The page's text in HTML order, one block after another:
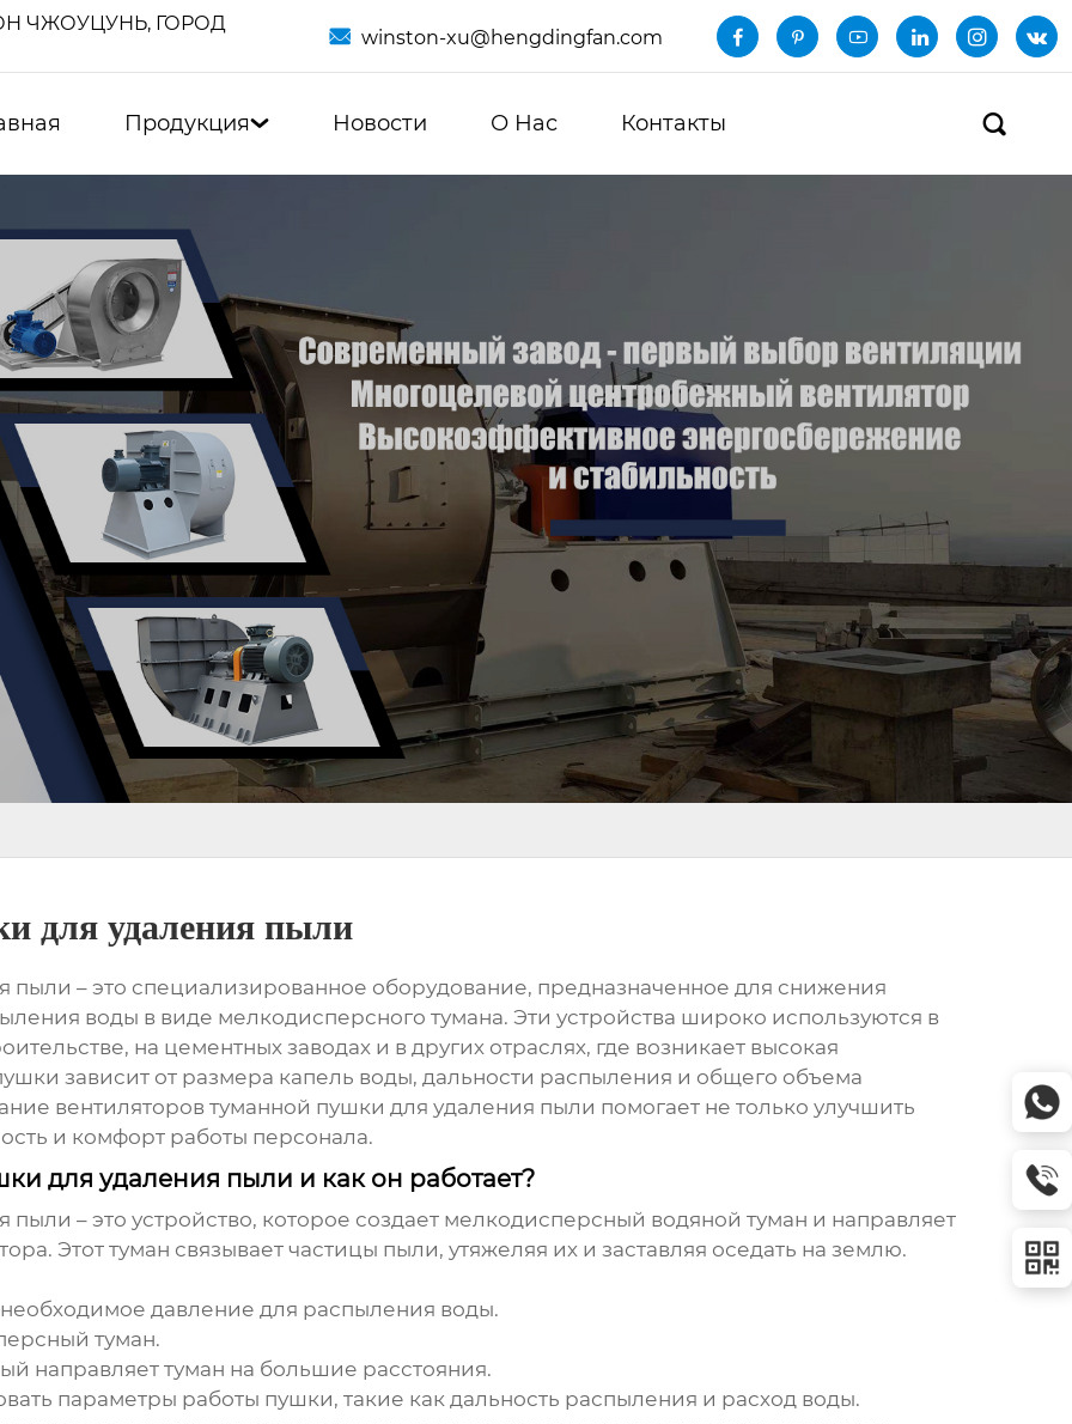
ЧЖОУЦУНЬ, ГОРОД
 winston-xu@hengdingfan.com      
Продукция Новости О Нас Контакты 
для удаления пыли
пыли – это специализированное оборудование, предназначенное для снижения
воды в виде мелкодисперсного тумана. Эти устройства широко используются в
на цементных заводах и в других отраслях, где возникает высокая
зависит от размера капель воды, дальности распыления и общего объема
вентиляторов туманной пушки для удаления пыли помогает не только улучшить
и комфорт работы персонала.
для удаления пыли и как он работает?
пыли – это устройство, которое создает мелкодисперсный водяной туман и направляет
Этот туман связывает частицы пыли, утяжеляя их и заставляя оседать на землю.
давление для распыления воды.
туман.
направляет туман на большие расстояния.
параметры работы пушки, такие как дальность распыления и расход воды.